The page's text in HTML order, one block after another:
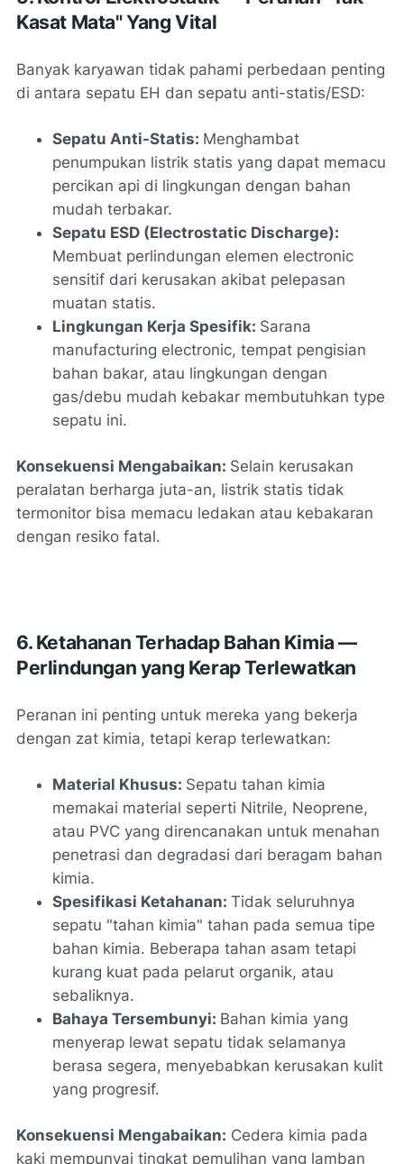
Kasat Mata" Yang Vital
Banyak karyawan tidak pahami perbedaan penting
di antara sepatu EH dan sepatu anti-statis/ESD:
Sepatu Anti-Statis: Menghambat
penumpukan listrik statis yang dapat memacu
percikan api di lingkungan dengan bahan
mudah terbakar.
Sepatu ESD (Electrostatic Discharge):
Membuat perlindungan elemen electronic
sensitif dari kerusakan akibat pelepasan
muatan statis.
Lingkungan Kerja Spesifik: Sarana
manufacturing electronic, tempat pengisian
bahan bakar, atau lingkungan dengan
gas/debu mudah kebakar membutuhkan type
sepatu ini.
Konsekuensi Mengabaikan: Selain kerusakan
peralatan berharga juta-an, listrik statis tidak
termonitor bisa memacu ledakan atau kebakaran
dengan resiko fatal.
6. Ketahanan Terhadap Bahan Kimia —
Perlindungan yang Kerap Terlewatkan
Peranan ini penting untuk mereka yang bekerja
dengan zat kimia, tetapi kerap terlewatkan:
Material Khusus: Sepatu tahan kimia
memakai material seperti Nitrile, Neoprene,
atau PVC yang direncanakan untuk menahan
penetrasi dan degradasi dari beragam bahan
kimia.
Spesifikasi Ketahanan: Tidak seluruhnya
sepatu "tahan kimia" tahan pada semua tipe
bahan kimia. Beberapa tahan asam tetapi
kurang kuat pada pelarut organik, atau
sebaliknya.
Bahaya Tersembunyi: Bahan kimia yang
menyerap lewat sepatu tidak selamanya
berasa segera, menyebabkan kerusakan kulit
yang progresif.
Konsekuensi Mengabaikan: Cedera kimia pada
kaki mempunyai tingkat pemulihan yang lamban